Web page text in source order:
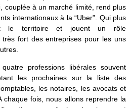
couplée à un marché limité, rend plus
internationaux à la “Uber”. Qui plus
le territoire et jouent un rôle
très fort des entreprises pour les uns
professions libérales souvent
les prochaines sur la liste des
les notaires, les avocats et
chaque fois, nous allons reprendre la